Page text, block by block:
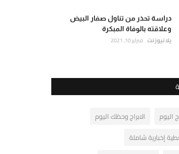
دراسة تحذر من تناول صفار البيض
وعلاقته بالوفاة المبكرة
يلا نيوز نت فبراير 10, 2021
اليوم
الابراج وحظك اليوم
إخبارية شاملة